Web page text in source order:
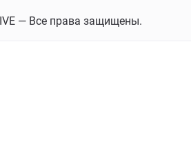
— Все права защищены.